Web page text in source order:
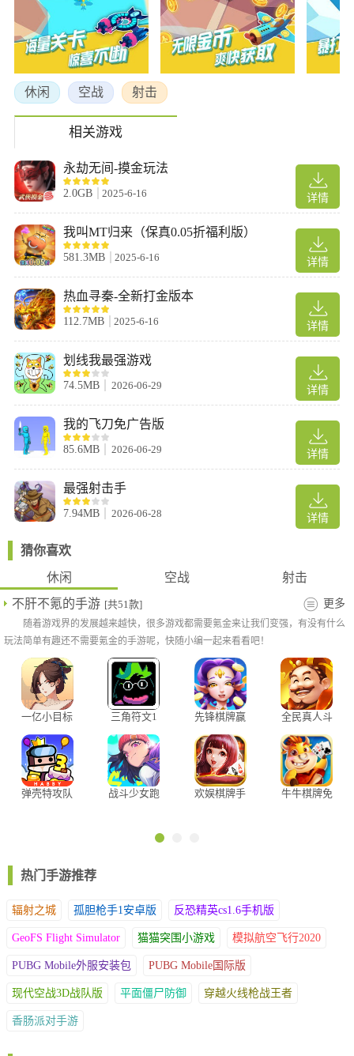
2、拖动相同飞机到一起，即可合成高级飞机
3、合成更高级的飞机后，解锁新飞机
休闲 空战 射击
相关游戏
详情
永劫无间-摸金玩法
2.0GB 2025-6-16
详情
我叫MT归来（保真0.05折福利版）
581.3MB 2025-6-16
详情
热血寻秦-全新打金版本
112.7MB 2025-6-16
详情
划线我最强游戏
74.5MB 2026-06-29
详情
我的飞刀免广告版
85.6MB 2026-06-29
详情
最强射击手
7.94MB 2026-06-28
猜你喜欢
休闲
空战
射击
不肝不氪的手游 [共51款] 更多
随着游戏界的发展越来越快，很多游戏都需要氪金来让我们变强，有没有什么
玩法简单有趣还不需要氪金的手游呢，快随小编一起来看看吧！
一亿小目标
三角符文1
版官方正版
先锋棋牌赢
全民真人斗
弹壳特攻队
战斗少女跑
欢娱棋牌手
牛牛棋牌免
热门手游推荐
辐射之城 孤胆枪手1安卓版 反恐精英cs1.6手机版
GeoFS Flight Simulator 猫猫突围小游戏 模拟航空飞行2020
PUBG Mobile外服安装包 PUBG Mobile国际版
现代空战3D战队版 平面僵尸防御 穿越火线枪战王者
香肠派对手游